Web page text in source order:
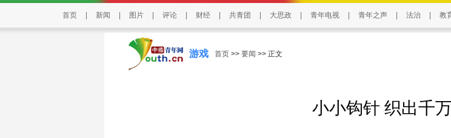
首页 新闻 图片 评论 财经 共青团 大思政 青年电视 青年之声 法治 教
游戏 首页 >> 要闻 >> 正文
小小钩针 织出千